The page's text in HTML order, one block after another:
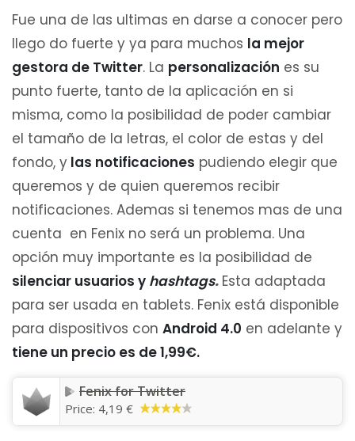
Fue una de las ultimas en darse a conocer pero
llego do fuerte y ya para muchos la mejor
gestora de Twitter. La personalización es su
punto fuerte, tanto de la aplicación en si
misma, como la posibilidad de poder cambiar
el tamaño de la letras, el color de estas y del
fondo, y las notificaciones pudiendo elegir que
queremos y de quien queremos recibir
notificaciones. Ademas si tenemos mas de una
cuenta en Fenix no será un problema. Una
opción muy importante es la posibilidad de
silenciar usuarios y hashtags. Esta adaptada
para ser usada en tablets. Fenix está disponible
para dispositivos con Android 4.0 en adelante y
tiene un precio es de 1,99€.
Fenix for Twitter
Price: 4,19 €